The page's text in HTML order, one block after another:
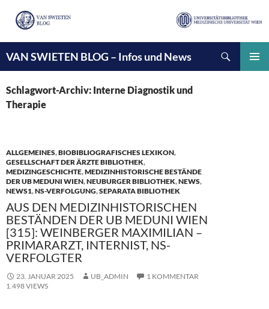
VAN SWIETEN BLOG – Infos und News
INHALT
SPRINGEN
Schlagwort-Archiv: Interne Diagnostik und
Therapie
ALLGEMEINES,BIOBIBLIOGRAFISCHES LEXIKON,
GESELLSCHAFT DER ÄRZTE BIBLIOTHEK,
MEDIZINGESCHICHTE,MEDIZINHISTORISCHE BESTÄNDE
DER UB MEDUNI WIEN,NEUBURGER BIBLIOTHEK,NEWS,
NEWS1,NS-VERFOLGUNG,SEPARATA BIBLIOTHEK
AUS DEN MEDIZINHISTORISCHEN
BESTÄNDEN DER UB MEDUNI WIEN
[315]: WEINBERGER MAXIMILIAN –
PRIMARARZT, INTERNIST, NS-
VERFOLGTER
23. JANUAR 2025 UB_ADMIN
1 KOMMENTAR
1.498 VIEWS